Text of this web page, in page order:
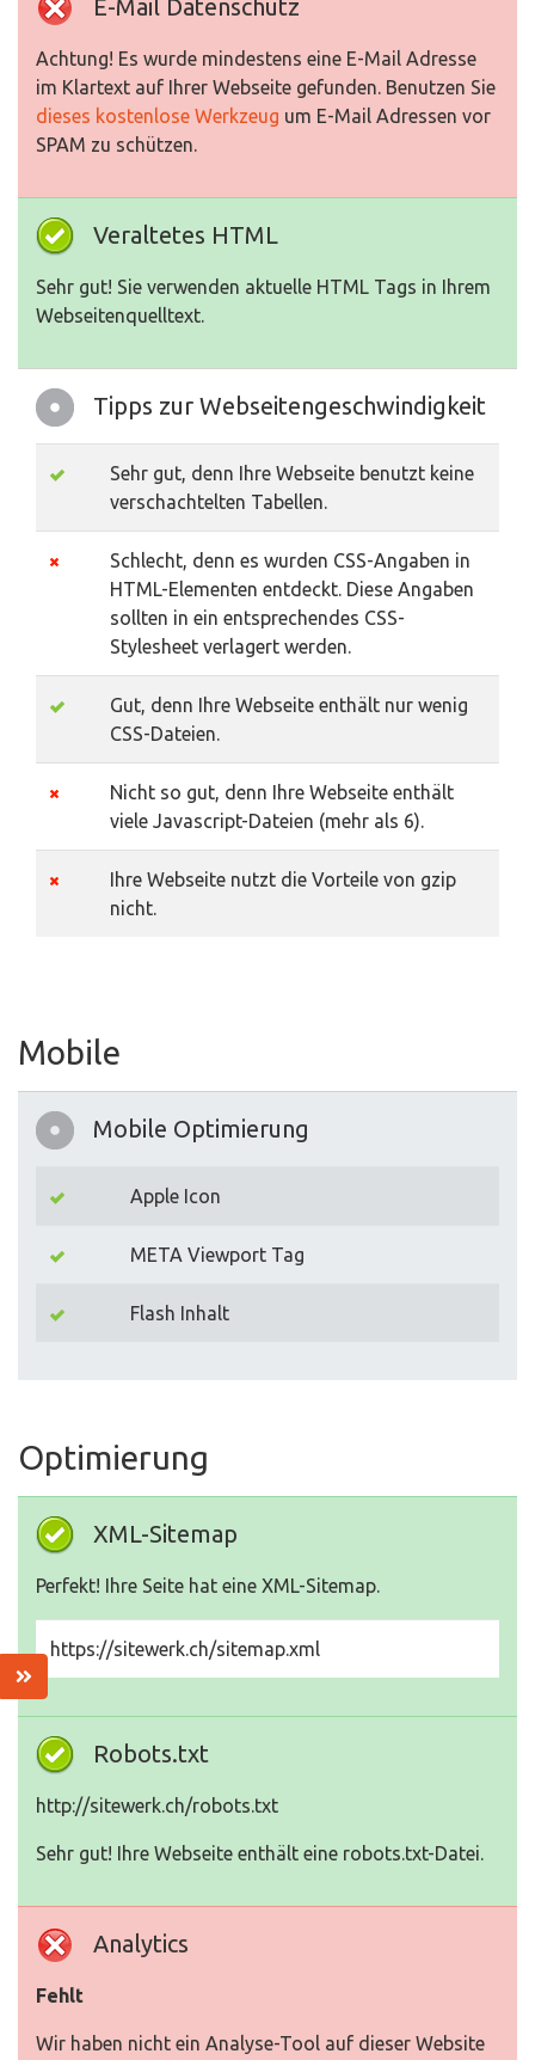
E-Mail Datenschutz
Achtung! Es wurde mindestens eine E-Mail Adresse
im Klartext auf Ihrer Webseite gefunden. Benutzen Sie
dieses kostenlose Werkzeug um E-Mail Adressen vor
SPAM zu schützen.
Veraltetes HTML
Sehr gut! Sie verwenden aktuelle HTML Tags in Ihrem
Webseitenquelltext.
Tipps zur Webseitengeschwindigkeit
Sehr gut, denn Ihre Webseite benutzt keine
verschachtelten Tabellen.
Schlecht, denn es wurden CSS-Angaben in
HTML-Elementen entdeckt. Diese Angaben
sollten in ein entsprechendes CSS-
Stylesheet verlagert werden.
Gut, denn Ihre Webseite enthält nur wenig
CSS-Dateien.
Nicht so gut, denn Ihre Webseite enthält
viele Javascript-Dateien (mehr als 6).
Ihre Webseite nutzt die Vorteile von gzip
nicht.
Mobile
Mobile Optimierung
Apple Icon
META Viewport Tag
Flash Inhalt
Optimierung
XML-Sitemap
Perfekt! Ihre Seite hat eine XML-Sitemap.
https://sitewerk.ch/sitemap.xml
Robots.txt
http://sitewerk.ch/robots.txt
Sehr gut! Ihre Webseite enthält eine robots.txt-Datei.
Analytics
Fehlt
Wir haben nicht ein Analyse-Tool auf dieser Website